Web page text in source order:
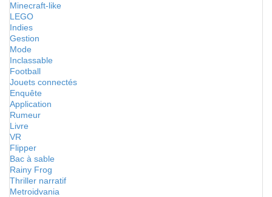
Minecraft-like
LEGO
Indies
Gestion
Mode
Inclassable
Football
Jouets connectés
Enquête
Application
Rumeur
Livre
VR
Flipper
Bac à sable
Rainy Frog
Thriller narratif
Metroidvania